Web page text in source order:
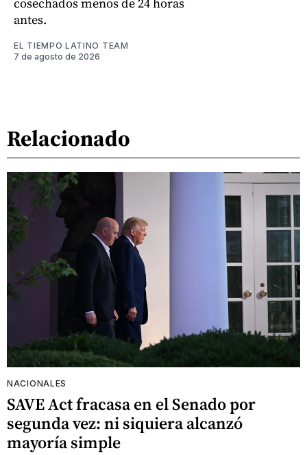
antes.
EL TIEMPO LATINO TEAM
7 de agosto de 2026
Relacionado
NACIONALES
SAVE Act fracasa en el Senado por
segunda vez: ni siquiera alcanzó
mayoría simple